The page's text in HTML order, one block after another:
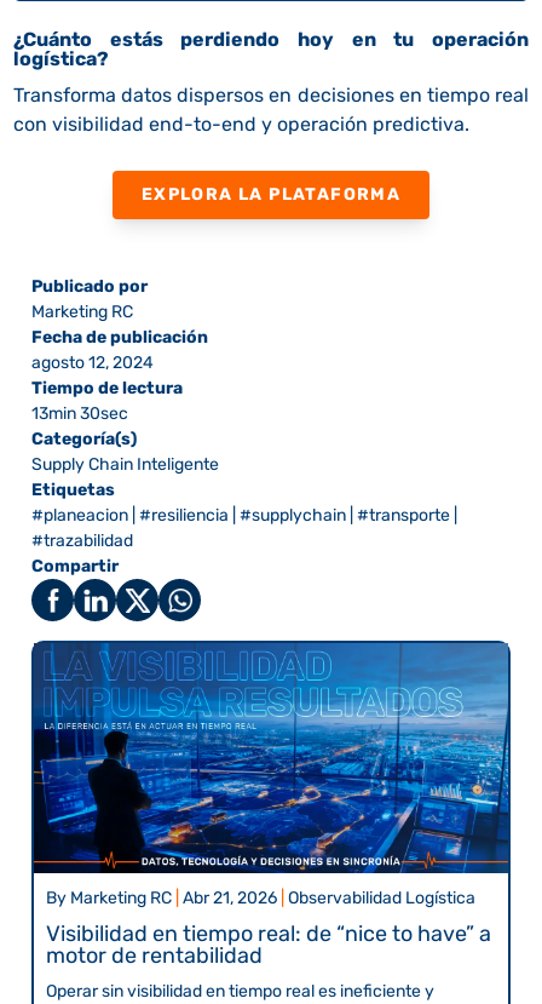
¿Cuánto estás perdiendo hoy en tu operación
logística?
Transforma datos dispersos en decisiones en tiempo real
con visibilidad end-to-end y operación predictiva.
EXPLORA LA PLATAFORMA
Publicado por
Marketing RC
Fecha de publicación
agosto 12, 2024
Tiempo de lectura
13min 30sec
Categoría(s)
Supply Chain Inteligente
Etiquetas
#planeacion |#resiliencia |#supplychain |#transporte
#trazabilidad
Compartir
By Marketing RC |Abr 21, 2026 |Observabilidad Logística
Visibilidad en tiempo real: de “nice to have” a
motor de rentabilidad
Operar sin visibilidad en tiempo real es ineficiente y